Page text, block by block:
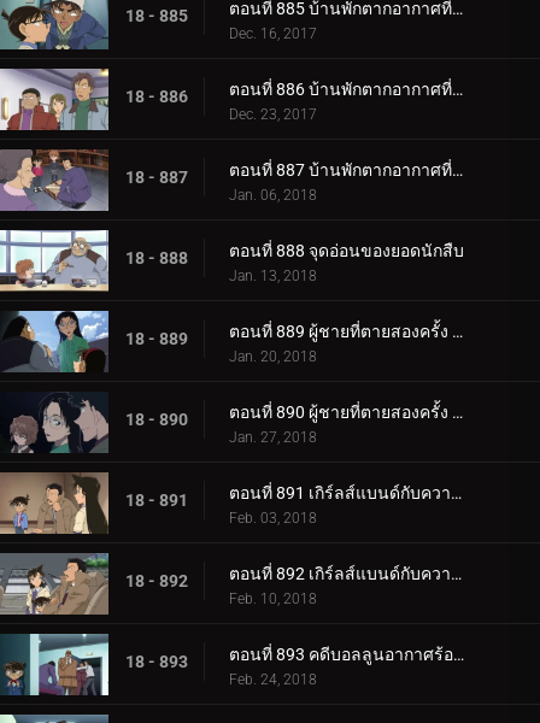
18 - 885 ตอนที่ 885 บ้านพักตากอากาศที่ล้อมรอบด้วยซอมบี้ (ตอนแรก)
Dec. 16, 2017
18 - 886 ตอนที่ 886 บ้านพักตากอากาศที่ล้อมรอบด้วยซอมบี้ (ตอนกลาง)
Dec. 23, 2017
18 - 887 ตอนที่ 887 บ้านพักตากอากาศที่ล้อมรอบด้วยซอมบี้ (ตอนจบ)
Jan. 06, 2018
18 - 888 ตอนที่ 888 จุดอ่อนของยอดนักสืบ
Jan. 13, 2018
18 - 889 ตอนที่ 889 ผู้ชายที่ตายสองครั้ง (ตอนแรก)
Jan. 20, 2018
18 - 890 ตอนที่ 890 ผู้ชายที่ตายสองครั้ง (ตอนจบ)
Jan. 27, 2018
18 - 891 ตอนที่ 891 เกิร์ลส์แบนด์กับความสัมพันธ์อันแย่ (ตอนแรก)
Feb. 03, 2018
18 - 892 ตอนที่ 892 เกิร์ลส์แบนด์กับความสัมพันธ์อันแย่ (ตอนจบ)
Feb. 10, 2018
18 - 893 ตอนที่ 893 คดีบอลลูนอากาศร้อนปริศนา
Feb. 24, 2018